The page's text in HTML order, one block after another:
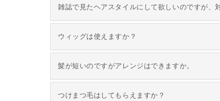
雑誌で見たヘアスタイルにして欲しいのですが、
ウィッグは使えますか？
髪が短いのですがアレンジはできますか。
つけまつ毛はしてもらえますか？